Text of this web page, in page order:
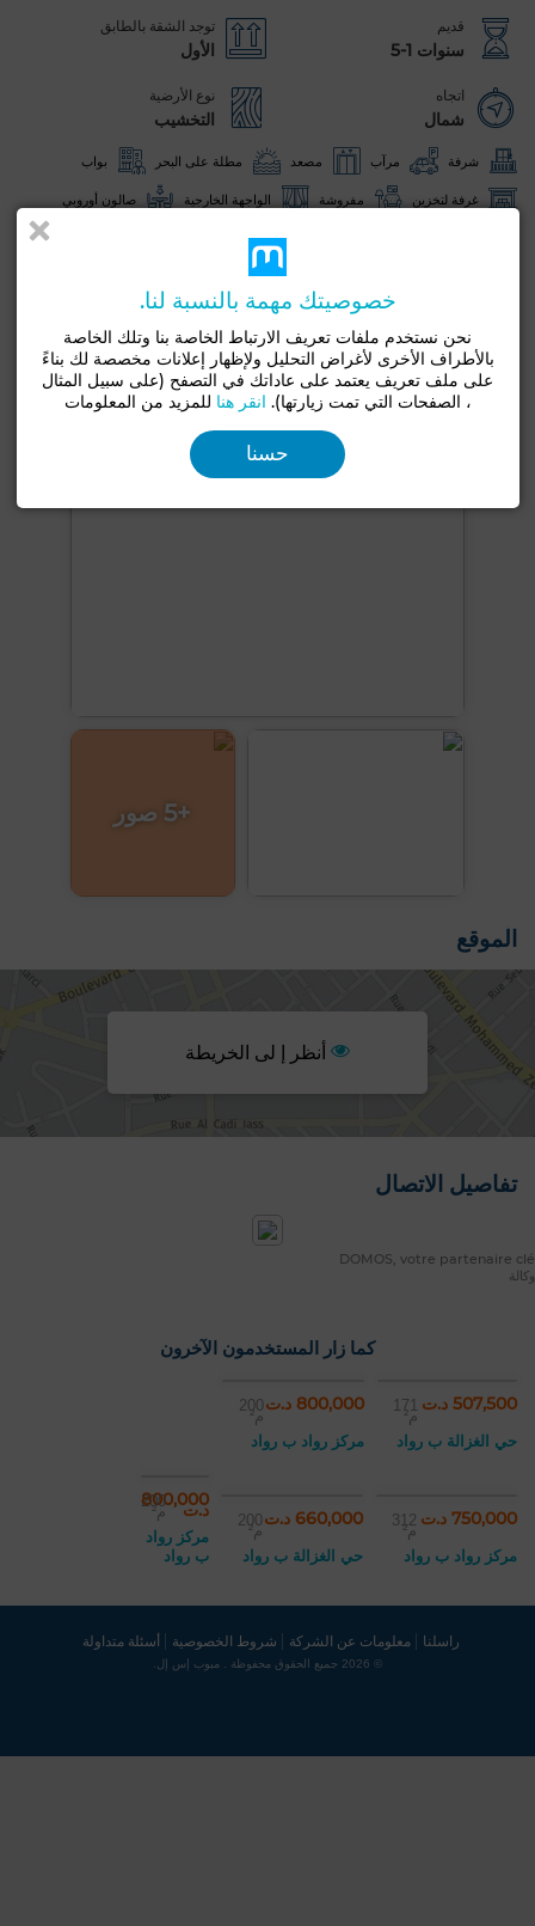
قديم
سنوات 1-5
توجد الشقة بالطابق
الأول
اتجاه
شمال
نوع الأرضية
التخشيب
شرفة مرآب مصعد مطلة على البحر بواب
غرفة لتخزين مفروشة الواجهة الخارجية صالون أوروبي
حراسة
ثلاجة
شاهد المزيد من الصور
+5 صور
الموقع
أنظر إ لى الخريطة
تفاصيل الاتصال
DOMOS, votre partenaire clé
وكالة
كما زار المستخدمون الآخرون
507,500 د.ت 171
م²
حي الغزالة ب رواد
800,000 د.ت 200
م²
مركز رواد ب رواد
750,000 د.ت 312
م²
مركز رواد ب رواد
660,000 د.ت 200
م²
حي الغزالة ب رواد
800,000
د.ت 200
م²
مركز رواد
ب رواد
راسلنا معلومات عن الشركة شروط الخصوصية أسئلة متداولة
© 2026 جميع الحقوق محفوظة . مبوب إس إل.
خصوصيتك مهمة بالنسبة لنا.
نحن نستخدم ملفات تعريف الارتباط الخاصة بنا وتلك الخاصة
بالأطراف الأخرى لأغراض التحليل ولإظهار إعلانات مخصصة لك بناءً
على ملف تعريف يعتمد على عاداتك في التصفح (على سبيل المثال
، الصفحات التي تمت زيارتها). انقر هنا للمزيد من المعلومات
حسنا